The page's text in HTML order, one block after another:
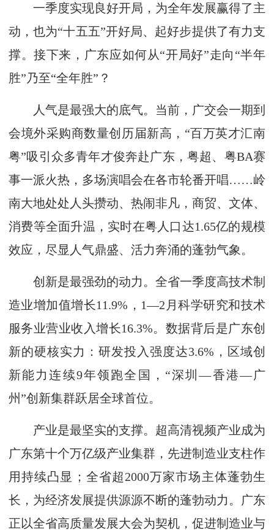
一季度实现良好开局，为全年发展赢得了主
动，也为“十五五”开好局、起好步提供了有力支
撑。接下来，广东应如何从“开局好”走向“半年
胜”乃至“全年胜”？
人气是最强大的底气。当前，广交会一期到
会境外采购商数量创历届新高，“百万英才汇南
粤”吸引众多青年才俊奔赴广东，粤超、粤BA赛
事一派火热，多场演唱会在各市轮番开唱……岭
南大地处处人头攒动、热闹非凡，商贸、文体、
消费等全面升温，实时在粤人口达1.65亿的规模
效应，尽显人气鼎盛、活力奔涌的蓬勃气象。
创新是最强劲的动力。全省一季度高技术制
造业增加值增长11.9%，1—2月科学研究和技术
服务业营业收入增长16.3%。数据背后是广东创
新的硬核实力：研发投入强度达3.6%，区域创
新能力连续9年领跑全国，“深圳—香港—广
州”创新集群跃居全球首位。
产业是最坚实的支撑。超高清视频产业成为
广东第十个万亿级产业集群，先进制造业支柱作
用持续凸显；全省超2000万家市场主体蓬勃生
长，为经济发展提供源源不断的蓬勃动力。广东
正以全省高质量发展大会为契机，促进制造业与